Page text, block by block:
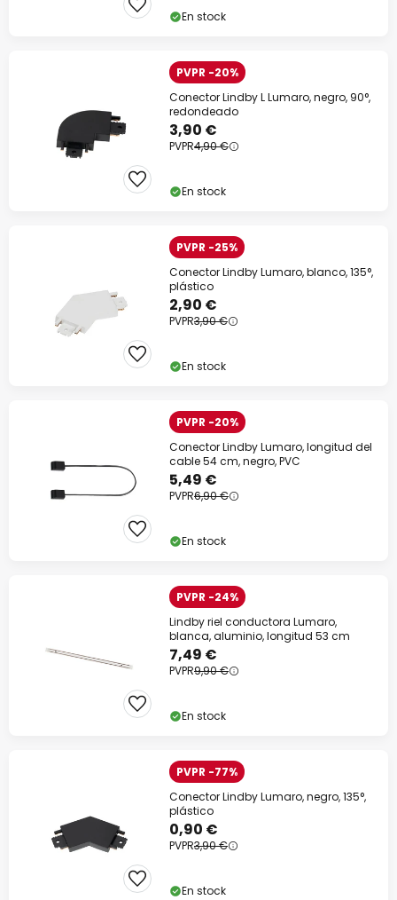
En stock
PVPR -20%
Conector Lindby L Lumaro, negro, 90°,
redondeado
3,90 €
PVPR4,90 €
En stock
PVPR -25%
Conector Lindby Lumaro, blanco, 135°,
plástico
2,90 €
PVPR3,90 €
En stock
PVPR -20%
Conector Lindby Lumaro, longitud del
cable 54 cm, negro, PVC
5,49 €
PVPR6,90 €
En stock
PVPR -24%
Lindby riel conductora Lumaro,
blanca, aluminio, longitud 53 cm
7,49 €
PVPR9,90 €
En stock
PVPR -77%
Conector Lindby Lumaro, negro, 135°,
plástico
0,90 €
PVPR3,90 €
En stock